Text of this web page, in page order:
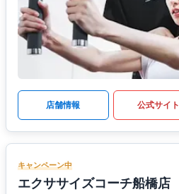
店舗情報 公式サイト
キャンペーン中
エクササイズコーチ船橋店